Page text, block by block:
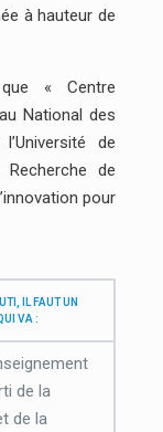
à hauteur de
« Centre
National des
de
de
pour
IL FAUT UN
VA :
de la
de la